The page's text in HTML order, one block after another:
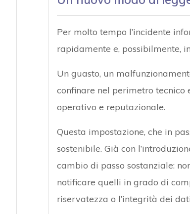
Per molto tempo l’incidente
rapidamente e, possibilmente,
Un guasto, un
confinare nel perimetro
operativo e reputazionale.
Questa impostazione, che in
sostenibile. Già con
cambio di passo sostanziale:
notificare quelli in grado di
riservatezza o l’integrità dei